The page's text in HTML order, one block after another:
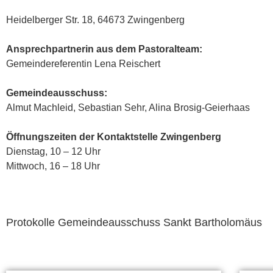
Heidelberger Str. 18, 64673 Zwingenberg
Ansprechpartnerin aus dem Pastoralteam:
Gemeindereferentin Lena Reischert
Gemeindeausschuss:
Almut Machleid, Sebastian Sehr, Alina Brosig-Geierhaas
Öffnungszeiten der Kontaktstelle Zwingenberg
Dienstag, 10 – 12 Uhr
Mittwoch, 16 – 18 Uhr
Protokolle Gemeindeausschuss Sankt Bartholomäus